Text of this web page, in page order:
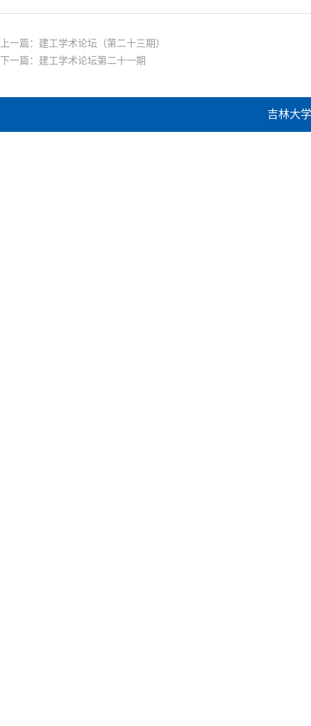
上一篇： 建工学术论坛（第二十三期）
下一篇： 建工学术论坛第二十一期
吉林大